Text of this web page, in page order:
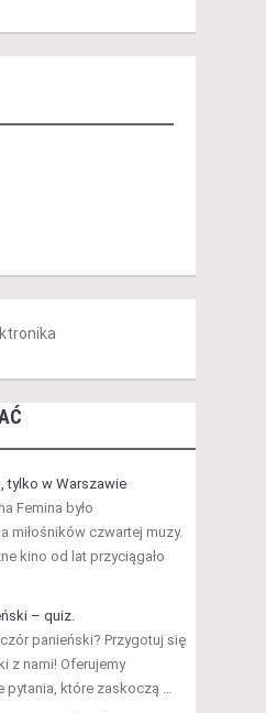
tylko w Warszawie
Femina było
miłośników czwartej muzy.
kino od lat przyciągało
– quiz.
panieński? Przygotuj się
z nami! Oferujemy
które zaskoczą …